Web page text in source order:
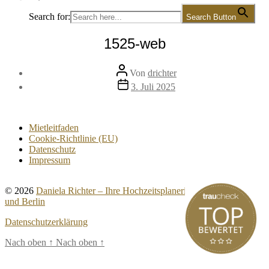
Search for: Search Button
1525-web
Beitragsautor
Von drichter
Veröffentlichungsdatum
3. Juli 2025
Mietleitfaden
Cookie-Richtlinie (EU)
Datenschutz
Impressum
© 2026 Daniela Richter – Ihre Hochzeitsplanerin für Brandenburg
und Berlin
Datenschutzerklärung
Nach oben ↑ Nach oben ↑